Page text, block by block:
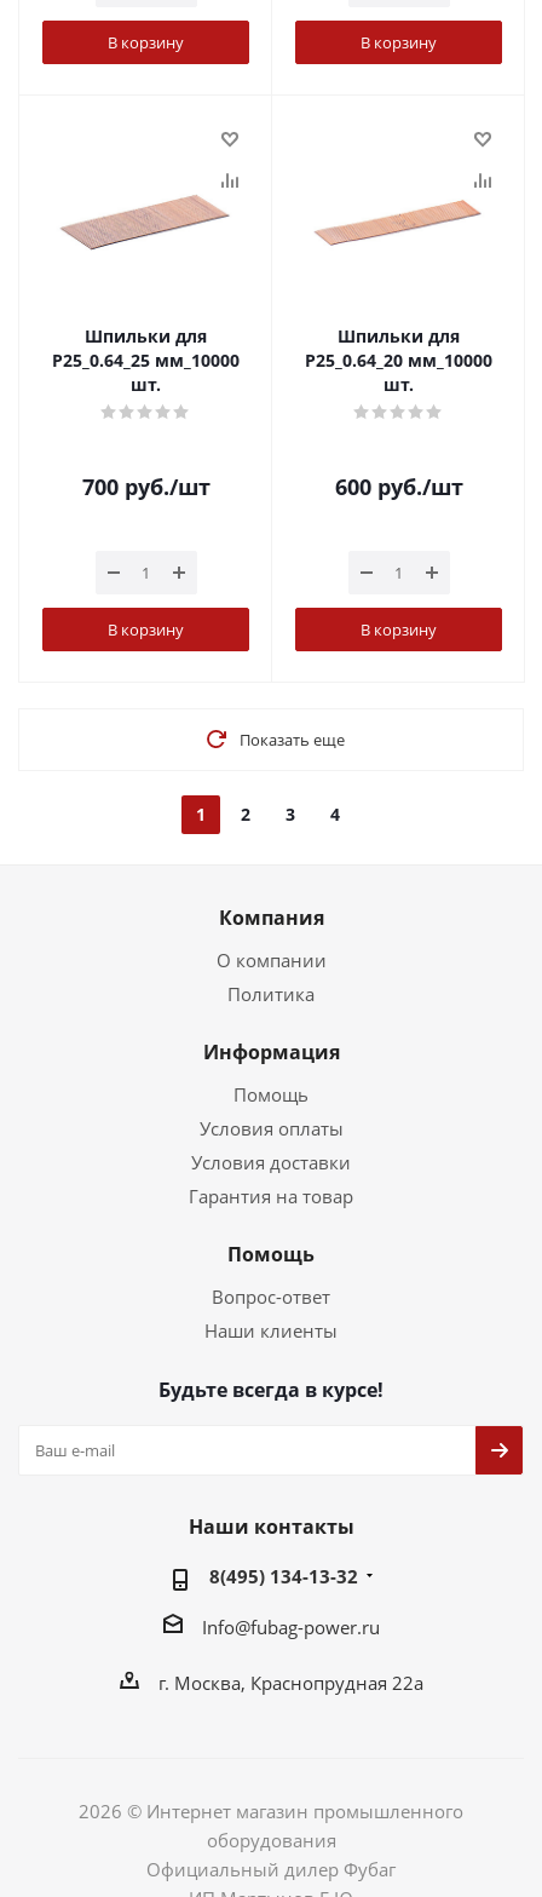
В корзину В корзину
Шпильки для
P25_0.64_25 мм_10000
шт.
700руб./шт
В корзину
Шпильки для
P25_0.64_20 мм_10000
шт.
600руб./шт
В корзину
Показать еще
1 2 3 4
Компания
О компании
Политика
Информация
Помощь
Условия оплаты
Условия доставки
Гарантия на товар
Помощь
Вопрос-ответ
Наши клиенты
Будьте всегда в курсе!
Наши контакты
8(495) 134-13-32
Info@fubag-power.ru
г. Москва, Краснопрудная 22а
2026 © Интернет магазин промышленного
оборудования
Официальный дилер Фубаг